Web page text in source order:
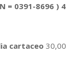
= 0391-8696 ) 4
cartaceo 30,00